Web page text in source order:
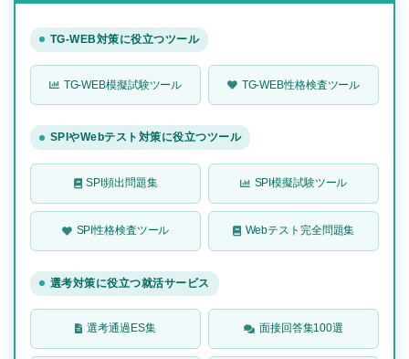
TG-WEB対策に役立つツール
TG-WEB模擬試験ツール TG-WEB性格検査ツール
SPIやWebテスト対策に役立つツール
SPI頻出問題集 SPI模擬試験ツール
SPI性格検査ツール Webテスト完全問題集
選考対策に役立つ就活サービス
選考通過ES集 面接回答集100選